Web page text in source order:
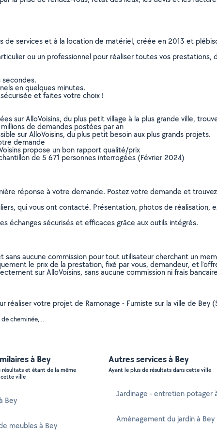
de services et à la location de matériel, créée en 2013 et
ou un professionnel pour réaliser toutes vos prestations,
secondes.
en quelques minutes.
et faites votre choix !
sur AlloVoisins, du plus petit village à la plus grande ville,
de demandes postées par an
sur AlloVoisins, du plus petit besoin aux plus grands projets.
demande
propose un bon rapport qualité/prix
de 5 671 personnes interrogées (Février 2024)
réponse à votre demande. Postez votre demande et
qui vous ont contacté. Présentation, photos de réalisation,
échanges sécurisés et efficaces grâce aux outils intégrés.
aucune commission pour tout utilisateur cherchant un
le prix de la prestation, fixé par vous, demandeur, et
sur AlloVoisins, sans aucune commission ni frais
réaliser votre projet de Ramonage - Fumiste sur la ville de Bey
cheminée, ..
à Bey
résultats et étant de la même
ville
Bey
meubles à Bey
Autres services à Bey
Ayant le plus de résultats dans cette ville
Jardinage - entretien potager
Aménagement du jardin à Bey